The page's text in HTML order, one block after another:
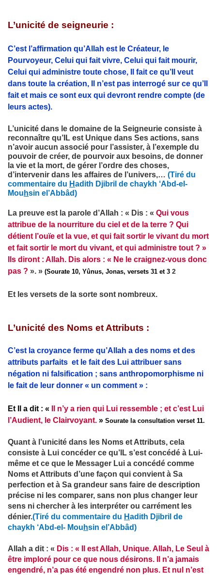
L’unicité de seigneurie :
C’est l’affirmation qu’Allah est le Créateur, le
Pourvoyeur, Celui qui fait vivre, Celui qui fait mourir,
Celui qui administre toute chose, Il fait ce qu’Il veut
dans toute la création, Il n’est pas interrogé sur ce qu’Il
fait et mais ce sont eux qui devront rendre compte (de
leurs actes).
L’unicité dans le domaine de la Seigneurie consiste à
reconnaître qu’IL est Unique dans Ses actions, sans
n’avoir aucun associé pour l’assister, à l’exemple du
pouvoir de créer, de pourvoir aux besoins, de donner
la vie et la mort, de gérer l’ordre des choses,
d’intervenir dans les affaires de l’univers,… (Tiré du
commentaire du Hadith Djibril de chaykh ‘Abd-el-
Mou hsin el’Abbâd)
La preuve est la parole d’Allah : « Dis : « Qui vous
attribue de la nourriture du ciel et de la terre ? Qui
détient l’ouïe et la vue, et qui fait sortir le vivant du mort
et fait sortir le mort du vivant, et qui administre tout ? »
Ils diront : Allah. Dis alors : « Ne le craignez-vous donc
pas ? ». » (Sourate 10, Yûnus, Jonas, versets 31 et 3 2
Et les versets de la sorte sont nombreux.
L’unicité des Noms et Attributs :
C’est la croyance ferme qu’Allah a des noms et des
attributs parfaits et le fait des Lui attribuer sans
négation ni falsification ; sans anthropomorphisme ni
le fait de leur donner « un comment » :
Et Il a dit : «
Il n’y a rien qui Lui ressemble ; et c’est Lui
l’Audient, le Clairvoyant. » Sourate la consultation verset 11.
Quant à l’unicité dans les Noms et Attributs, cela
consiste à Lui concéder ce qu’IL s’est concédé à Lui-
même et ce que le Messager Lui a concédé comme
Noms et Attributs d’une façon qui convient à Sa
perfection et à Sa grandeur sans faire de description
précise ni les comparer, sans non plus changer leur
sens ni chercher à les interpréter ou carrément les
dénier.(Tiré du commentaire du Hadith Djibril de
chaykh ‘Abd-el- Mou hsin el’Abbâd)
Allah a dit : « Dis : « Il est Allah, Unique. Allah, Le Seul à
être imploré pour ce que nous désirons. Il n’a jamais
engendré, n’a pas été engendré non plus. Et nul n’est